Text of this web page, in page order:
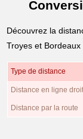
Découvrez la
Troyes et
Type de distance
Distance en ligne
Distance par la route